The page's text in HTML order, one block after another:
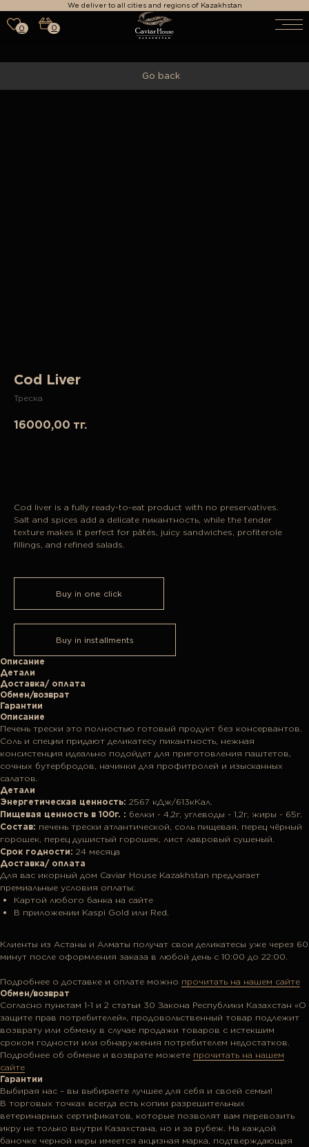
We deliver to all cities and regions of Kazakhstan
0 0
Go back
Cod Liver
Треска
16000,00 тг.
Cod liver is a fully ready-to-eat product with no preservatives.
Salt and spices add a delicate пикантность, while the tender
texture makes it perfect for pâtés, juicy sandwiches, profiterole
fillings, and refined salads.
Buy in one click
Buy in installments
Описание
Детали
Доставка/ оплата
Обмен/возврат
Гарантии
Описание
Печень трески это полностью готовый продукт без консервантов.
Соль и специи придают деликатесу пикантность, нежная
консистенция идеально подойдет для приготовления паштетов,
сочных бутербродов, начинки для профитролей и изысканных
салатов.
Детали
Энергетическая ценность: 2567 кДж/613кКал.
Пищевая ценность в 100г. : белки - 4,2г, углеводы - 1,2г, жиры - 65г.
Состав: печень трески атлантической, соль пищевая, перец чёрный
горошек, перец душистый горошек, лист лавровый сушеный.
Срок годности: 24 месяца
Доставка/ оплата
Для вас икорный дом Caviar House Kazakhstan предлагает
премиальные условия оплаты:
Картой любого банка на сайте
В приложении Kaspi Gold или Red.
Клиенты из Астаны и Алматы получат свои деликатесы уже через 60
минут после оформления заказа в любой день с 10:00 до 22:00.
Подробнее о доставке и оплате можно прочитать на нашем сайте
Обмен/возврат
Согласно пунктам 1-1 и 2 статьи 30 Закона Республики Казахстан «О
защите прав потребителей», продовольственный товар подлежит
возврату или обмену в случае продажи товаров с истекшим
сроком годности или обнаружения потребителем недостатков.
Подробнее об обмене и возврате можете прочитать на нашем
сайте
Гарантии
Выбирая нас – вы выбираете лучшее для себя и своей семьи!
В торговых точках всегда есть копии разрешительных
ветеринарных сертификатов, которые позволят вам перевозить
икру не только внутри Казахстана, но и за рубеж. На каждой
баночке черной икры имеется акцизная марка, подтверждающая